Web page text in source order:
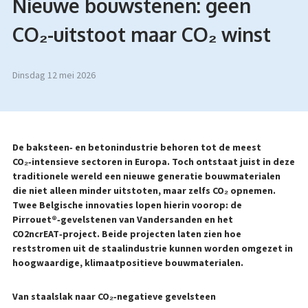
Nieuwe bouwstenen: geen
CO₂-uitstoot maar CO₂ winst
dinsdag 12 mei 2026
De baksteen‑ en betonindustrie behoren tot de meest
CO₂‑intensieve sectoren in Europa. Toch ontstaat juist in deze
traditionele wereld een nieuwe generatie bouwmaterialen
die niet alleen minder uitstoten, maar zelfs CO₂ opnemen.
Twee Belgische innovaties lopen hierin voorop: de
Pirrouet®‑gevelstenen van Vandersanden en het
CO2ncrEAT‑project. Beide projecten laten zien hoe
reststromen uit de staalindustrie kunnen worden omgezet in
hoogwaardige, klimaatpositieve bouwmaterialen.
Van staalslak naar CO₂‑negatieve gevelsteen